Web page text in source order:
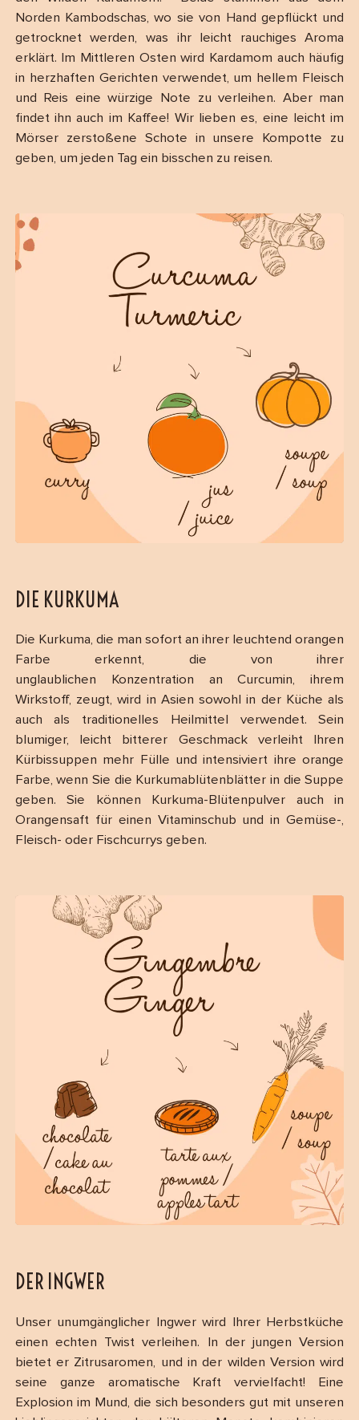
Norden Kambodschas, wo sie von Hand gepflückt und
getrocknet werden, was ihr leicht rauchiges Aroma
erklärt. Im Mittleren Osten wird Kardamom auch häufig
in herzhaften Gerichten verwendet, um hellem Fleisch
und Reis eine würzige Note zu verleihen. Aber man
findet ihn auch im Kaffee! Wir lieben es, eine leicht im
Mörser zerstoßene Schote in unsere Kompotte zu
geben, um jeden Tag ein bisschen zu reisen.
DIE KURKUMA
Die Kurkuma, die man sofort an ihrer leuchtend orangen
Farbe erkennt, die von ihrer
unglaublichen Konzentration an Curcumin, ihrem
Wirkstoff, zeugt, wird in Asien sowohl in der Küche als
auch als traditionelles Heilmittel verwendet. Sein
blumiger, leicht bitterer Geschmack verleiht Ihren
Kürbissuppen mehr Fülle und intensiviert ihre orange
Farbe, wenn Sie die Kurkumablütenblätter in die Suppe
geben. Sie können Kurkuma-Blütenpulver auch in
Orangensaft für einen Vitaminschub und in Gemüse-,
Fleisch- oder Fischcurrys geben.
DER INGWER
Unser unumgänglicher Ingwer wird Ihrer Herbstküche
einen echten Twist verleihen. In der jungen Version
bietet er Zitrusaromen, und in der wilden Version wird
seine ganze aromatische Kraft vervielfacht! Eine
Explosion im Mund, die sich besonders gut mit unseren